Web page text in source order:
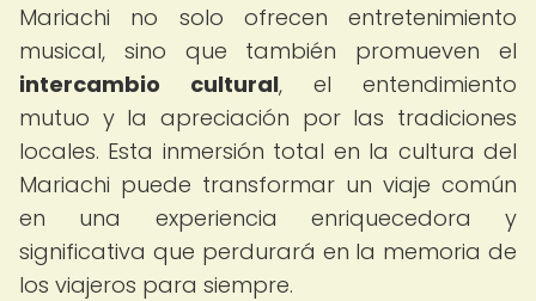
Mariachi no solo ofrecen entretenimiento
musical, sino que también promueven el
intercambio cultural, el entendimiento
mutuo y la apreciación por las tradiciones
locales. Esta inmersión total en la cultura del
Mariachi puede transformar un viaje común
en una experiencia enriquecedora y
significativa que perdurará en la memoria de
los viajeros para siempre.